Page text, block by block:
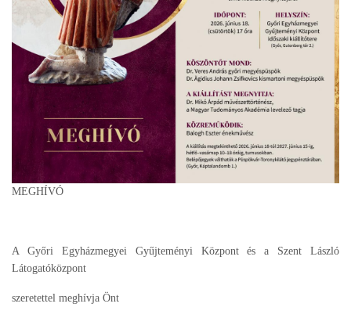
MEGHÍVÓ
A Győri Egyházmegyei Gyűjteményi Központ és a Szent László
Látogatóközpont
szeretettel meghívja Önt